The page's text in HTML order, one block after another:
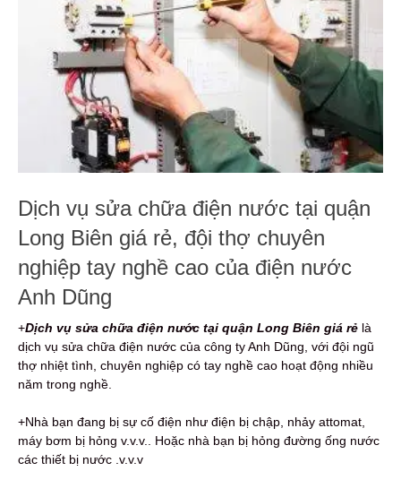
Dịch vụ sửa chữa điện nước tại quận
Long Biên giá rẻ, đội thợ chuyên
nghiệp tay nghề cao của điện nước
Anh Dũng
+Dịch vụ sửa chữa điện nước tại quận Long Biên giá rẻ là
dịch vụ sửa chữa điện nước của công ty Anh Dũng, với đội ngũ
thợ nhiệt tình, chuyên nghiệp có tay nghề cao hoạt động nhiều
năm trong nghề.
+Nhà bạn đang bị sự cố điện như điện bị chập, nhảy attomat,
máy bơm bị hỏng v.v.v.. Hoặc nhà bạn bị hỏng đường ống nước
các thiết bị nước .v.v.v